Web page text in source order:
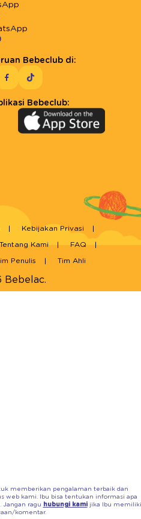
Bebeclub di:
Bebeclub:
Bebelac.
Kebijakan Privasi
Tentang Kami FAQ
Penulis Tim Ahli
memberikan pengalaman terbaik dan
web kami. Ibu bisa tentukan informasi apa
Jangan ragu hubungi kamijika Ibu memiliki
komentar.